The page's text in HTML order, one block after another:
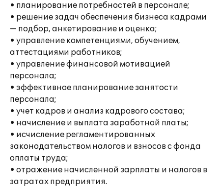
• планирование потребностей в персонале;
• решение задач обеспечения бизнеса кадрами
— подбор, анкетирование и оценка;
• управление компетенциями, обучением,
аттестациями работников;
• управление финансовой мотивацией
персонала;
• эффективное планирование занятости
персонала;
• учет кадров и анализ кадрового состава;
• начисление и выплата заработной платы;
• исчисление регламентированных
законодательством налогов и взносов с фонда
оплаты труда;
• отражение начисленной зарплаты и налогов в
затратах предприятия.